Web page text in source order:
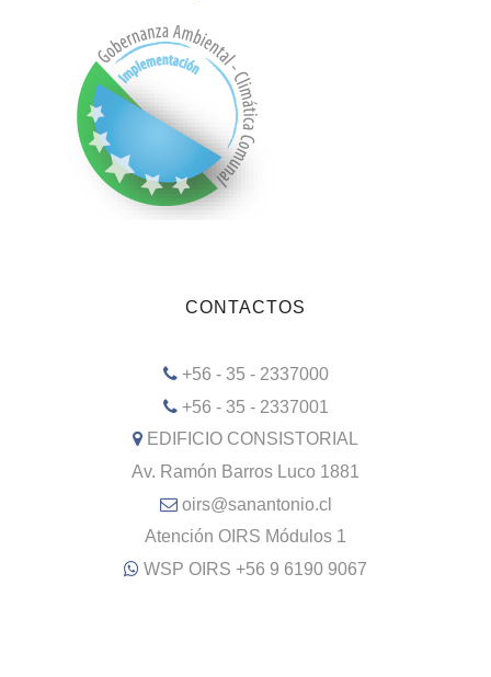
CONTACTOS
+56 - 35 - 2337000
+56 - 35 - 2337001
EDIFICIO CONSISTORIAL
Av. Ramón Barros Luco 1881
oirs@sanantonio.cl
Atención OIRS Módulos 1
WSP OIRS +56 9 6190 9067